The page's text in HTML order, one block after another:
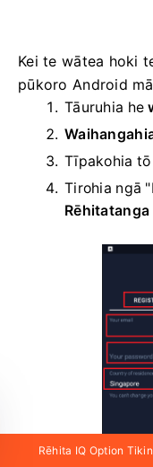
Kei te wātea hoki
pūkoro Android
Tāuruhia he
Tīpakohia tō
Tirohia ngā
Rēhitatanga
Rēhita IQ Option